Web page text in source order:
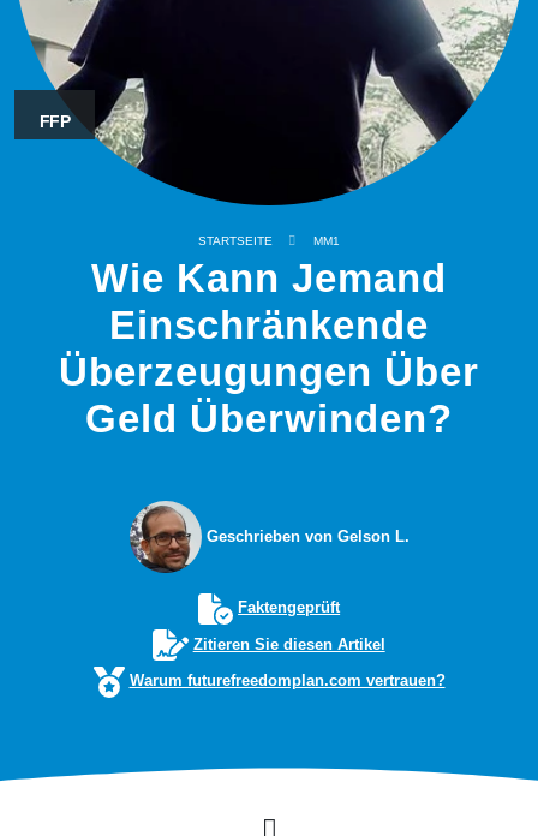
FFP
STARTSEITE MM1
Wie Kann Jemand
Einschränkende
Überzeugungen Über
Geld Überwinden?
Geschrieben von Gelson L.
Faktengeprüft
Zitieren Sie diesen Artikel
Warum futurefreedomplan.com vertrauen?